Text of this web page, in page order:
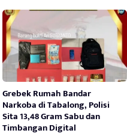
Grebek Rumah Bandar
Narkoba di Tabalong, Polisi
Sita 13,48 Gram Sabu dan
Timbangan Digital